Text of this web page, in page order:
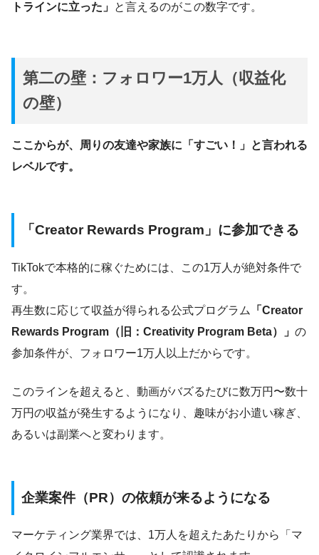
トラインに立った」 と言えるのがこの数字です。
第二の壁：フォロワー1万人（収益化
の壁）
ここからが、周りの友達や家族に「すごい！」と言われる
レベルです。
「Creator Rewards Program」に参加できる
TikTokで本格的に稼ぐためには、この1万人が絶対条件で
す。
再生数に応じて収益が得られる公式プログラム
「Creator
Rewards Program（旧：Creativity Program Beta）」 の
参加条件が、フォロワー1万人以上だからです。
このラインを超えると、動画がバズるたびに数万円〜数十
万円の収益が発生するようになり、趣味がお小遣い稼ぎ、
あるいは副業へと変わります。
企業案件（PR）の依頼が来るようになる
マーケティング業界では、1万人を超えたあたりから「マ